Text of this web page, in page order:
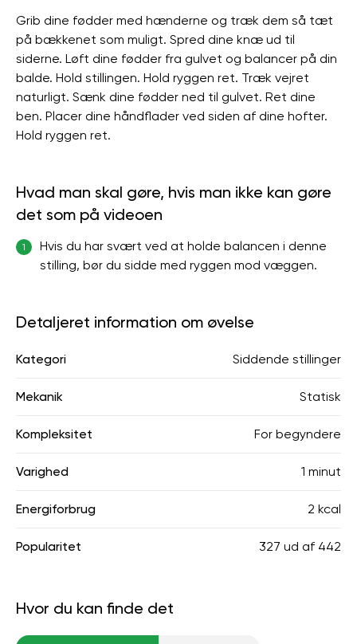
Grib dine fødder med hænderne og træk dem så tæt
på bækkenet som muligt. Spred dine knæ ud til
siderne. Løft dine fødder fra gulvet og balancer på din
balde. Hold stillingen. Hold ryggen ret. Træk vejret
naturligt. Sænk dine fødder ned til gulvet. Ret dine
ben. Placer dine håndflader ved siden af ​​dine hofter.
Hold ryggen ret.
Hvad man skal gøre, hvis man ikke kan gøre
det som på videoen
1
Hvis du har svært ved at holde balancen i denne
stilling, bør du sidde med ryggen mod væggen.
Detaljeret information om øvelse
Kategori Siddende stillinger
Mekanik Statisk
Kompleksitet For begyndere
Varighed 1 minut
Energiforbrug 2 kcal
Popularitet 327 ud af 442
Hvor du kan finde det